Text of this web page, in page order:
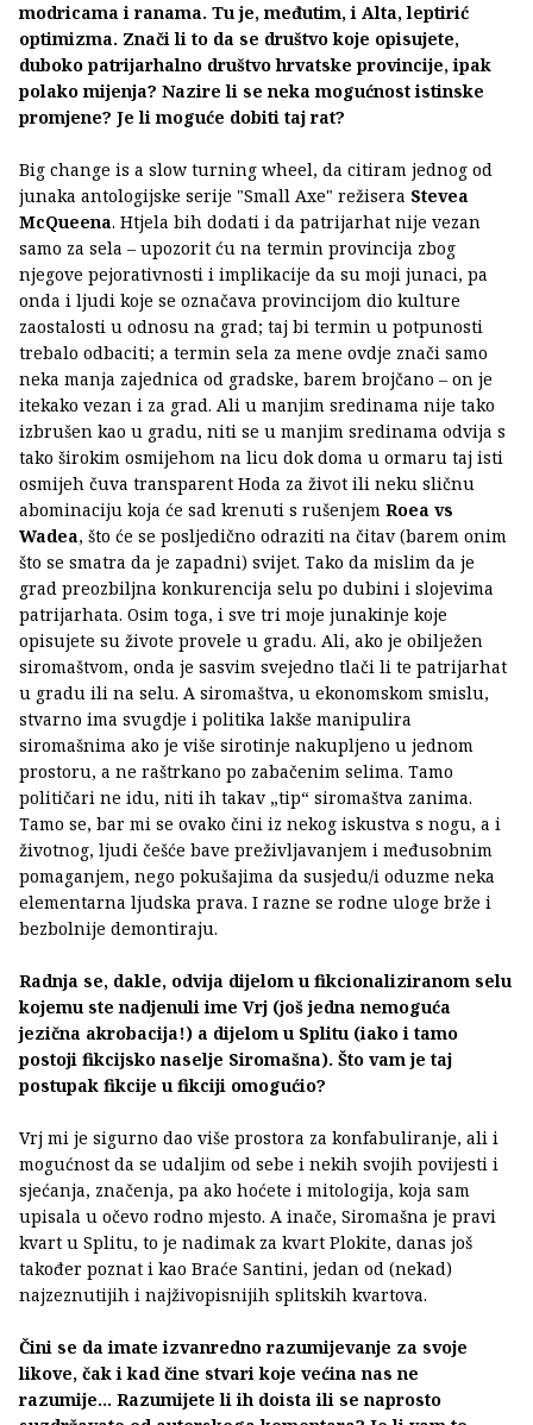
modricama i ranama. Tu je, međutim, i Alta, leptirić
optimizma. Znači li to da se društvo koje opisujete,
duboko patrijarhalno društvo hrvatske provincije, ipak
polako mijenja? Nazire li se neka mogućnost istinske
promjene? Je li moguće dobiti taj rat?
Big change is a slow turning wheel, da citiram jednog od
junaka antologijske serije "Small Axe" režisera Stevea
McQueena. Htjela bih dodati i da patrijarhat nije vezan
samo za sela – upozorit ću na termin provincija zbog
njegove pejorativnosti i implikacije da su moji junaci, pa
onda i ljudi koje se označava provincijom dio kulture
zaostalosti u odnosu na grad; taj bi termin u potpunosti
trebalo odbaciti; a termin sela za mene ovdje znači samo
neka manja zajednica od gradske, barem brojčano – on je
itekako vezan i za grad. Ali u manjim sredinama nije tako
izbrušen kao u gradu, niti se u manjim sredinama odvija s
tako širokim osmijehom na licu dok doma u ormaru taj isti
osmijeh čuva transparent Hoda za život ili neku sličnu
abominaciju koja će sad krenuti s rušenjem Roea vs
Wadea, što će se posljedično odraziti na čitav (barem onim
što se smatra da je zapadni) svijet. Tako da mislim da je
grad preozbiljna konkurencija selu po dubini i slojevima
patrijarhata. Osim toga, i sve tri moje junakinje koje
opisujete su živote provele u gradu. Ali, ako je obilježen
siromaštvom, onda je sasvim svejedno tlači li te patrijarhat
u gradu ili na selu. A siromaštva, u ekonomskom smislu,
stvarno ima svugdje i politika lakše manipulira
siromašnima ako je više sirotinje nakupljeno u jednom
prostoru, a ne raštrkano po zabačenim selima. Tamo
političari ne idu, niti ih takav „tip“ siromaštva zanima.
Tamo se, bar mi se ovako čini iz nekog iskustva s nogu, a i
životnog, ljudi češće bave preživljavanjem i međusobnim
pomaganjem, nego pokušajima da susjedu/i oduzme neka
elementarna ljudska prava. I razne se rodne uloge brže i
bezbolnije demontiraju.
Radnja se, dakle, odvija dijelom u fikcionaliziranom selu
kojemu ste nadjenuli ime Vrj (još jedna nemoguća
jezična akrobacija!) a dijelom u Splitu (iako i tamo
postoji fikcijsko naselje Siromašna). Što vam je taj
postupak fikcije u fikciji omogućio?
Vrj mi je sigurno dao više prostora za konfabuliranje, ali i
mogućnost da se udaljim od sebe i nekih svojih povijesti i
sjećanja, značenja, pa ako hoćete i mitologija, koja sam
upisala u očevo rodno mjesto. A inače, Siromašna je pravi
kvart u Splitu, to je nadimak za kvart Plokite, danas još
također poznat i kao Braće Santini, jedan od (nekad)
najzeznutijih i najživopisnijih splitskih kvartova.
Čini se da imate izvanredno razumijevanje za svoje
likove, čak i kad čine stvari koje većina nas ne
razumije… Razumijete li ih doista ili se naprosto